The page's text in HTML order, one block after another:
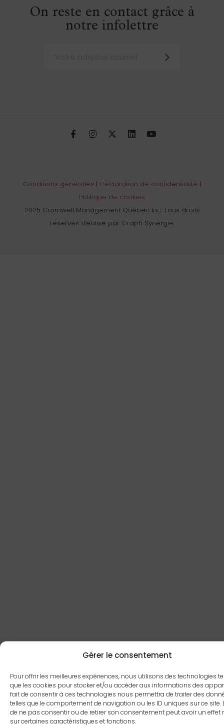
Gérer le consentement
Pour offrir les meilleures expériences, nous utilisons des technologies
que les cookies pour stocker et/ou accéder aux informations des
fait de consentir à ces technologies nous permettra de traiter des
telles que le comportement de navigation ou les ID uniques sur ce site.
de ne pas consentir ou de retirer son consentement peut avoir un effet
sur certaines caractéristiques et fonctions.
On reste en contact grâce à
notre infolettre
Conditions générales | Déclaration de confidentialité |
Politique de cookies
2025 Cromwell Management Québec Inc. Tous droits
réservés. Réalisé par Graph Synergie.